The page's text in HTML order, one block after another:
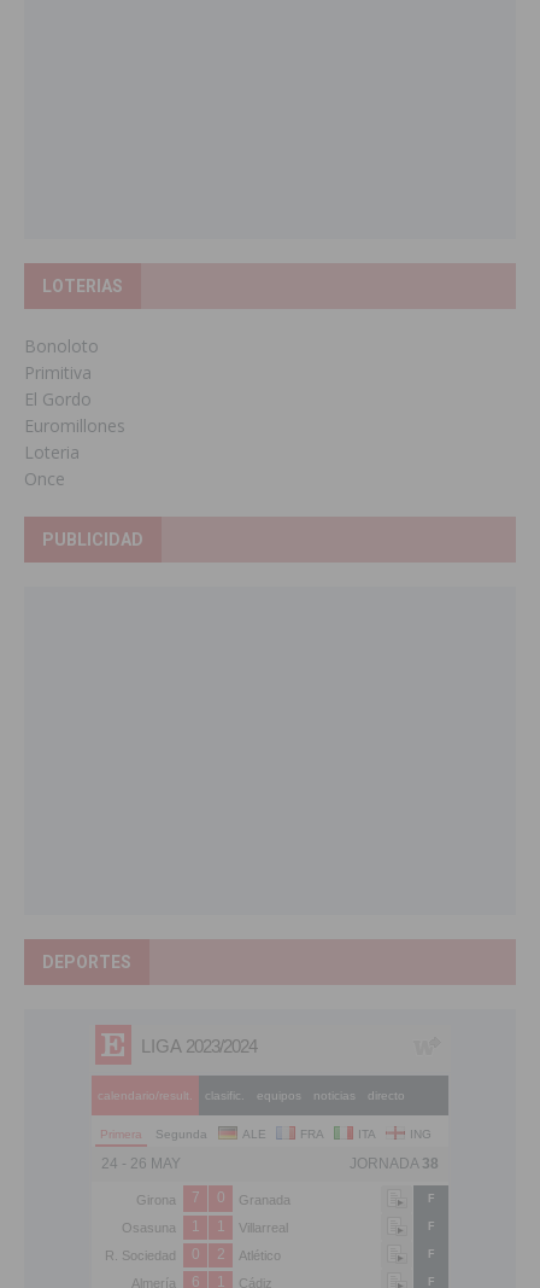
LOTERIAS
Bonoloto
Primitiva
El Gordo
Euromillones
Loteria
Once
PUBLICIDAD
DEPORTES